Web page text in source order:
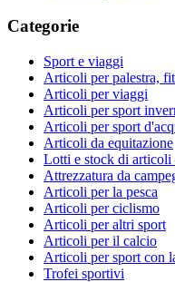
Categorie
Sport e viaggi
Articoli per palestra,
Articoli per viaggi
Articoli per sport
Articoli per sport
Articoli da equitazione
Lotti e stock di articoli
Attrezzatura da
Articoli per la pesca
Articoli per ciclismo
Articoli per altri sport
Articoli per il calcio
Articoli per sport con
Trofei sportivi